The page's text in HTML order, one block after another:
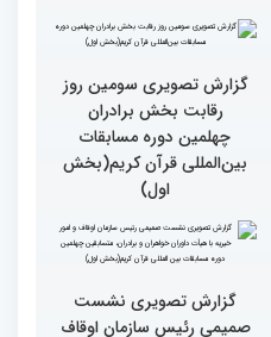
قاری نیجریایی: نوجوانان
جهان عمل به قرآن را
سرلوحه امور خود قرار دهند
جزئیات سومین روز رقابت
بخش بانوان مسابقات
بین‌المللی قرآن کریم